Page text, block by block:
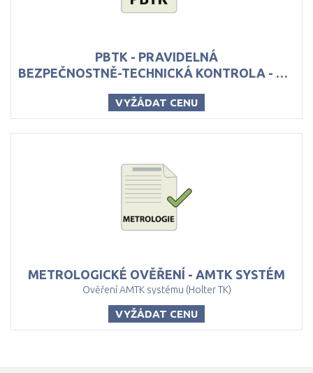
PBTK - PRAVIDELNÁ
BEZPEČNOSTNĚ-TECHNICKÁ KONTROLA - PRO AMTK SYSTÉM (HOLTER TK)
VYŽÁDAT CENU
METROLOGICKÉ OVĚŘENÍ - AMTK SYSTÉM
Ověření AMTK systému (Holter TK)
VYŽÁDAT CENU